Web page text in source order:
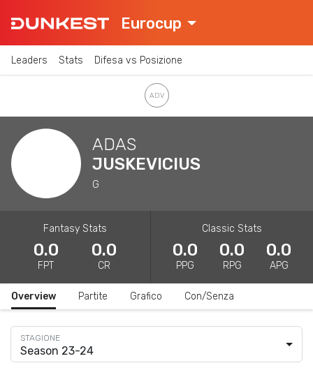
Eurocup
Leaders Stats Difesa vs Posizione
ADAS
JUSKEVICIUS
G
Fantasy Stats
0.0
FPT
0.0
CR
Classic Stats
0.0
PPG
0.0
RPG
0.0
APG
Overview Partite Grafico Con/Senza
Season 23-24